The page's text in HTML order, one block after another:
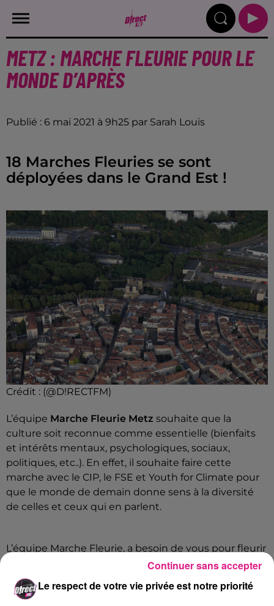
METZ : MARCHE FLEURIE POUR LE
MONDE D’APRÈS
Publié : 6 mai 2021 à 9h25 par Sarah Louis
18 Marches Fleuries se sont
déployées dans le Grand Est !
Crédit : (@D!RECTFM)
L’équipe Marche Fleurie Metz souhaite que la
culture soit reconnue comme essentielle (bienfaits
et intérêts mentaux, psychologiques, sociaux,
politiques, etc..). En effet, il souhaite faire cette
marche avec le CIP, le FSE et Youth for Climate pour
que le monde de demain donne sens à la diversité
de celles et ceux qui en parlent.
L’équipe Marche Fleurie, a besoin de vous pour fleurir
les lieux qui sont interdits, pour exiger le débat
démocratique sur les conditions de fermetures,
ouvertures et réouvertures, pour alerter la précarité
Le respect de votre vie privée est notre priorité
Continuer sans accepter